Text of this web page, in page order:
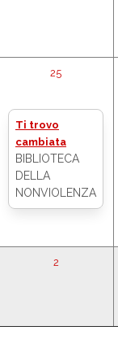
25
Ti trovo
cambiata
BIBLIOTECA
DELLA
NONVIOLENZA
2